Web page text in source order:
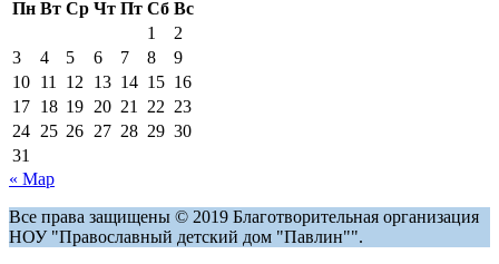
Пн Вт Ср Чт Пт Сб Вс
1
2
3
4 5 6 7 8
9
10 11 12 13 14 15 16
17 18 19 20 21 22 23
24 25 26 27 28 29 30
31
« Мар
Все права защищены © 2019 Благотворительная организация
НОУ "Православный детский дом "Павлин"".